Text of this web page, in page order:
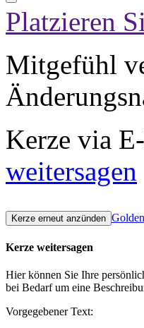
Platzieren
Mitgefühl
Kerze via
weitersagen
Kerze weitersagen
Hier können Sie Ihre
bei Bedarf um eine
Vorgegebener Text: